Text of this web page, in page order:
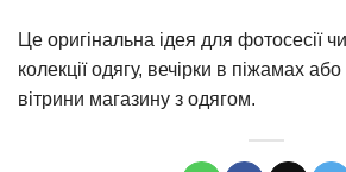
Це оригінальна ідея для фотосесії
колекції одягу, вечірки в піжамах
вітрини магазину з одягом.